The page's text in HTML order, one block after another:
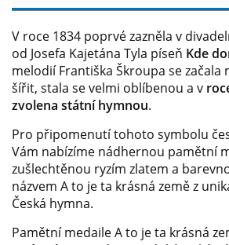
V roce 1834 poprvé zazněla v
od Josefa Kajetána Tyla píseň Kde
melodií Františka Škroupa se začala
šířit, stala se velmi oblíbenou a v
zvolena státní hymnou.
Pro připomenutí tohoto symbolu
Vám nabízíme nádhernou pamětní
zušlechtěnou ryzím zlatem a
názvem A to je ta krásná země z
Česká hymna.
Pamětní medaile A to je ta krásná